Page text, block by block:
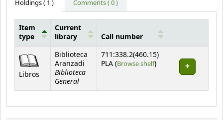
Holdings( 1 ) Comments ( 0 )
Item
type
Current
library
Call number
Libros
Biblioteca
Aranzadi
Biblioteca
General
711:338.2(460.15)
PLA (Browse shelf(Opens below)
)